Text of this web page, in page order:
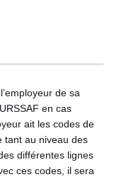
de sa
en cas
ait les codes de
tant au niveau des
différentes lignes
ces codes, il sera